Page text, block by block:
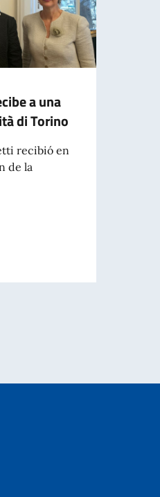
al Sr. Daniel Andrés Alfredo
a una
di Torino
recibió en
de la
a una delegación de la Università di